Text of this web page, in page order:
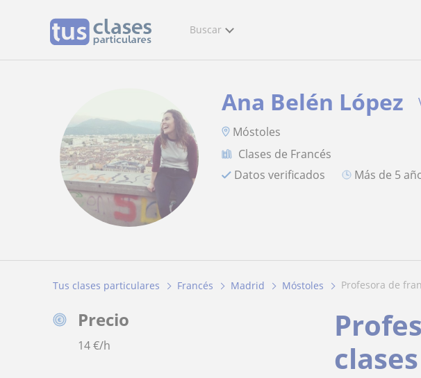
Buscar
Ana Belén López
Móstoles
Clases de Francés
Datos verificados
más de 5
Tus clases particulares Francés Madrid Móstoles profesora de
Precio
14€/h